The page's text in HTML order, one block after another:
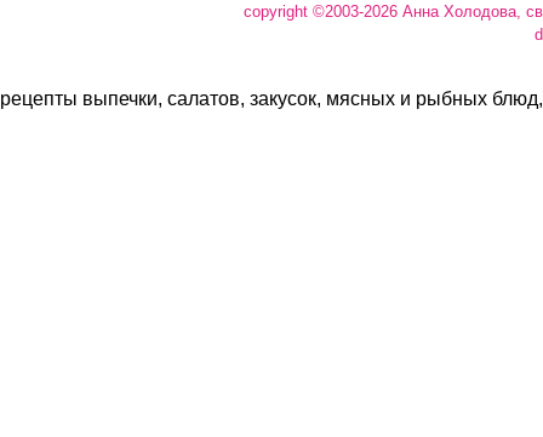
copyright ©2003-2026 Анна Холодова,
рецепты выпечки, салатов, закусок, мясных и рыбных